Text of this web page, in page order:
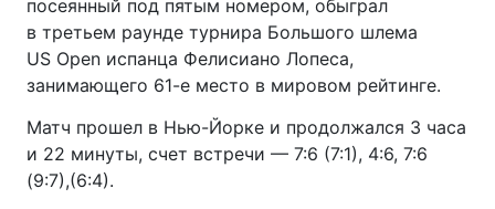
посеянный под пятым номером, обыграл
в третьем раунде турнира Большого шлема
US Open испанца Фелисиано Лопеса,
занимающего 61-е место в мировом рейтинге.
Матч прошел в Нью-Йорке и продолжался 3 часа
и 22 минуты, счет встречи — 7:6 (7:1), 4:6, 7:6
(9:7),(6:4).